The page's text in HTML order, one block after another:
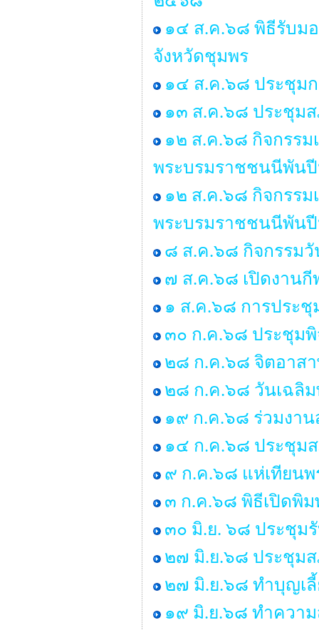
๑๔ ส.ค.๖๘ พิธีรับม
จังหวัดชุมพร
๑๔ ส.ค.๖๘ ประชุม
๑๓ ส.ค.๖๘ ประชุม
๑๒ ส.ค.๖๘ กิจกรรม
พระบรมราชชนนีพันปี
๑๒ ส.ค.๖๘ กิจกรรม
พระบรมราชชนนีพันปี
๘ ส.ค.๖๘ กิจกรรม
๗ ส.ค.๖๘ เปิดงานกี
๑ ส.ค.๖๘ การประ
๓๐ ก.ค.๖๘ ประชุม
๒๘ ก.ค.๖๘ จิตอาส
๒๘ ก.ค.๖๘ วันเฉลิม
๑๙ ก.ค.๖๘ ร่วมงา
๑๔ ก.ค.๖๘ ประชุม
๙ ก.ค.๖๘ แห่เทียน
๓ ก.ค.๖๘ พิธีเปิดพิ
๓๐ มิ.ย. ๖๘ ประชุม
๒๗ มิ.ย.๖๘ ประชุม
๒๗ มิ.ย.๖๘ ทำบุญเลี้
๑๙ มิ.ย.๖๘ ทำควา